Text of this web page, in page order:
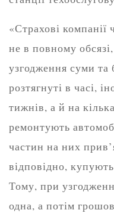
«Страхові
не в повному
узгодження суми та
розтягнуті в часі,
тижнів, а й на
ремонтують
частин на них
відповідно,
Тому, при
одна, а потім